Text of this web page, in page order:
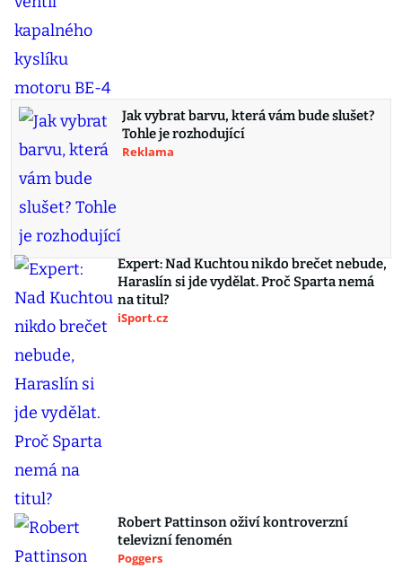
Jak vybrat barvu, která vám bude slušet?
Tohle je rozhodující
Reklama
Expert: Nad Kuchtou nikdo brečet nebude,
Haraslín si jde vydělat. Proč Sparta nemá
na titul?
iSport.cz
Robert Pattinson oživí kontroverzní
televizní fenomén
Poggers